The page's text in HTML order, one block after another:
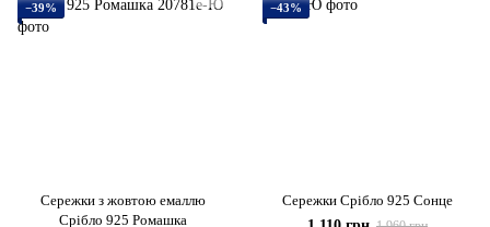
−39%
Сережки з жовтою емаллю
Срібло 925 Ромашка
−43%
Сережки Срібло 925 Сонце